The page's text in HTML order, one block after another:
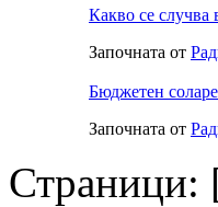
Какво се случва
Започната от
Бюджетен
Започната от
Страници: